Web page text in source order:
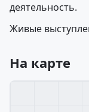
деятельность.
Живые
На карте